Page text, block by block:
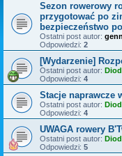
Sezon rowerowy
przygotować po
bezpieczeństwo
Ostatni post autor:
Odpowiedzi: 2
[Wydarzenie]
Ostatni post autor:
Odpowiedzi: 4
Stacje naprawcze
Ostatni post autor:
Odpowiedzi: 4
UWAGA rowery
Ostatni post autor:
Odpowiedzi: 5